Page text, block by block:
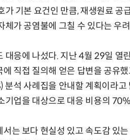
가 기본 요건인 만큼, 재생원료 공
체가 공염불에 그칠 수 있다는 우
대응에 나섰다. 지난 4월 29일 열
에 직접 질의해 얻은 답변을 공유
분석 사례집을 안내할 계획이라
기업을 대상으로 대응 비용의
서는 보다 현실성 있고 속도감 있